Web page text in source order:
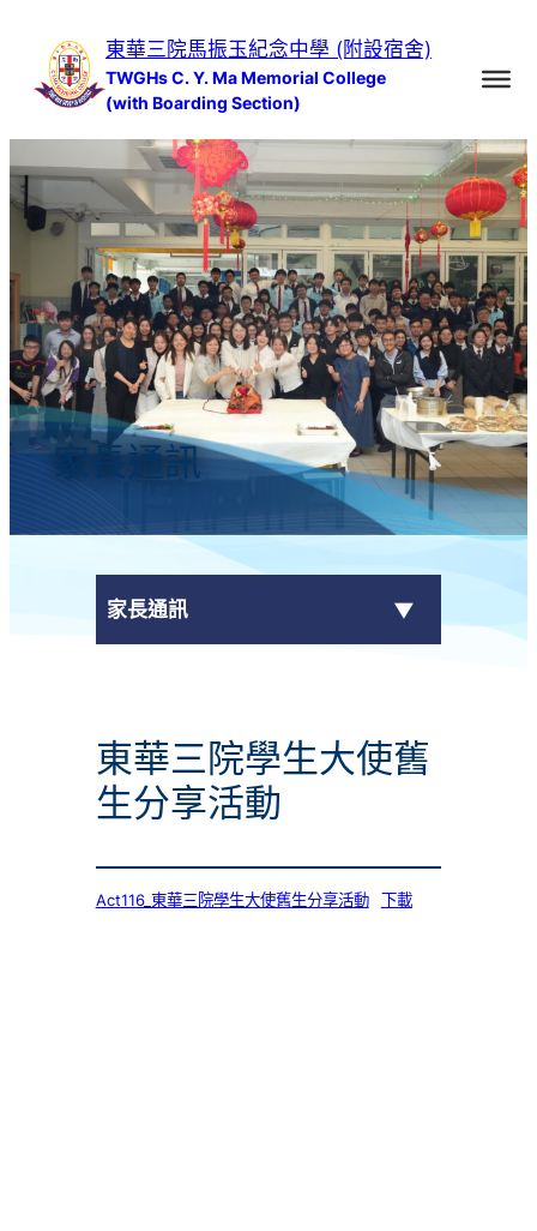
容
東華三院馬振玉紀念中學 (附設宿舍)
TWGHs C. Y. Ma Memorial College
(with Boarding Section)
家長通訊
家長通訊
學校通告
東華三院學生大使舊
生分享活動
Act116_東華三院學生大使舊生分享活動 下載